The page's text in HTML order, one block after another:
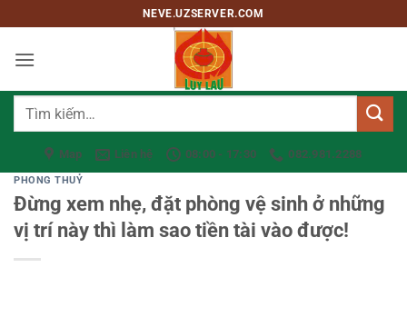
qua
nội
NEVE.UZSERVER.COM
Tìm
Map Liên hệ 08:00 - 17:30 082.981.2288
PHONG THUỶ
Đừng xem nhẹ, đặt phòng vệ sinh ở những
vị trí này thì làm sao tiền tài vào được!